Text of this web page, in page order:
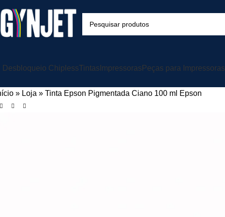
Desbloqueio ChiplessTintas Impressoras Peças para Impressoras
» Loja » Tinta Epson Pigmentada Ciano 100 ml Epson